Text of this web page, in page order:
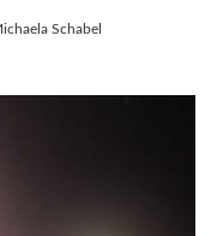
Schabel